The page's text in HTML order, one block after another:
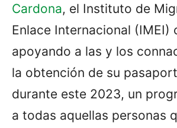
Cardona, el Instituto de
Enlace Internacional (IMEI)
apoyando a las y los
la obtención de su
durante este 2023, un
a todas aquellas personas